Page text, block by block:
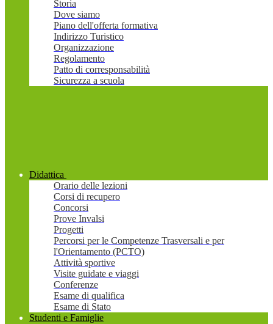
Storia
Dove siamo
Piano dell'offerta formativa
Indirizzo Turistico
Organizzazione
Regolamento
Patto di corresponsabilità
Sicurezza a scuola
Didattica
Orario delle lezioni
Corsi di recupero
Concorsi
Prove Invalsi
Progetti
Percorsi per le Competenze Trasversali e per
l'Orientamento (PCTO)
Attività sportive
Visite guidate e viaggi
Conferenze
Esame di qualifica
Esame di Stato
Studenti e Famiglie